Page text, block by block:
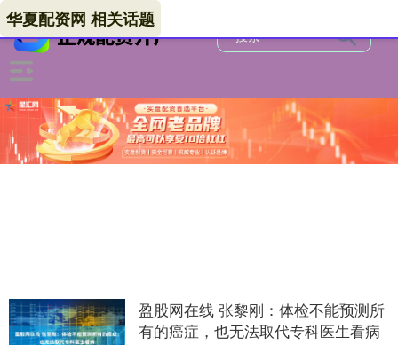
华夏配资网 相关话题
盈股网在线 张黎刚：体检不能预测所
有的癌症，也无法取代专科医生看病